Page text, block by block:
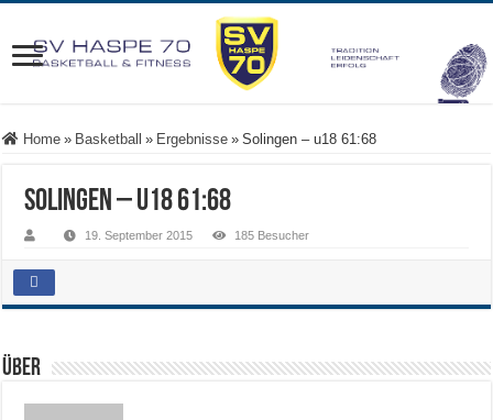
Home » Basketball » Ergebnisse » Solingen – u18 61:68
Solingen – u18 61:68
19. September 2015 185 Besucher
Über